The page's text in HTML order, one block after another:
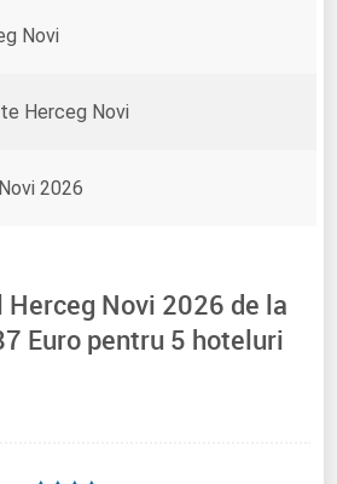
Novi
Herceg Novi
2026
Novi 2026 de la
Euro pentru 5 hoteluri